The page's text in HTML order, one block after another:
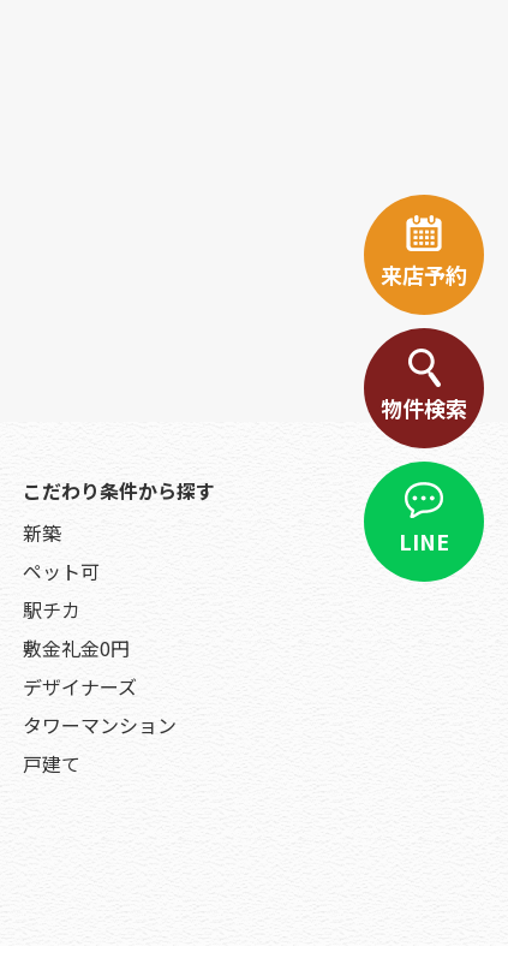
来店予約
物件検索
LINE
こだわり条件から探す
新築
ペット可
駅チカ
敷金礼金0円
デザイナーズ
タワーマンション
戸建て